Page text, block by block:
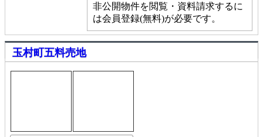
非公開物件を閲覧・資料請求するに
は会員登録(無料)が必要です。
玉村町五料売地